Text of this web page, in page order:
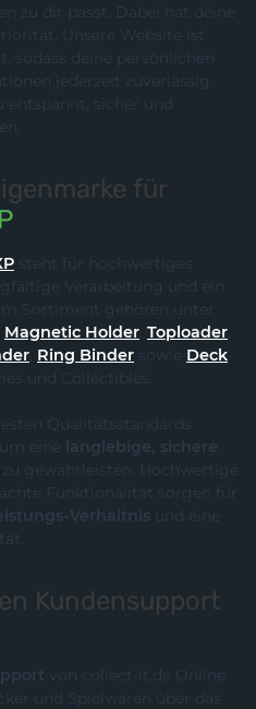
zu dir passt. Dabei hat deine
ist
sodass deine persönlichen
entspannt, sicher und
für
steht für hochwertiges
Verarbeitung und ein
Sortiment gehören unter
Magnetic Holder, Toploader,
, Ring Binder sowie Deck
und Collectibles.
Qualitätsstandards
eine langlebige, sichere
zu gewährleisten. Hochwertige
Funktionalität sorgen für
Verhältnis und eine
Kundensupport
von collect-it.de Online
Shop für Sammelkarten, Sticker und Spielwaren über das